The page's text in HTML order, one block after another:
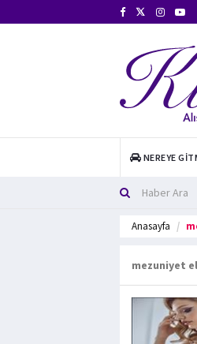
NEREYE
Anasayfa
mezuniyet